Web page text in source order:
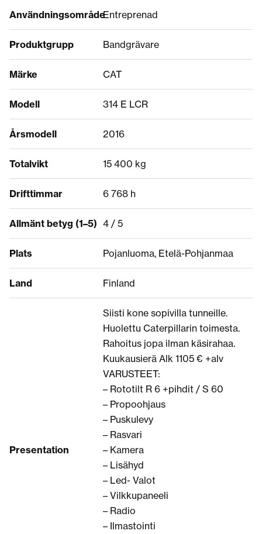
AnvändningsområdeEntreprenad
Produktgrupp Bandgrävare
Märke CAT
Modell 314 E LCR
Årsmodell 2016
Totalvikt 15 400 kg
Drifttimmar 6 768 h
Allmänt betyg (1–5) 4 / 5
Plats Pojanluoma, Etelä-Pohjanmaa
Land Finland
Presentation
Siisti kone sopivilla tunneille.
Huolettu Caterpillarin toimesta.
Rahoitus jopa ilman käsirahaa.
Kuukausierä Alk 1105 € +alv
VARUSTEET:
– Rototilt R 6 +pihdit / S 60
– Propoohjaus
– Puskulevy
– Rasvari
– Kamera
– Lisähyd
– Led- Valot
– Vilkkupaneeli
– Radio
– Ilmastointi